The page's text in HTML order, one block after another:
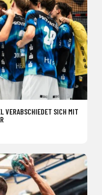
VERABSCHIEDET SICH MIT